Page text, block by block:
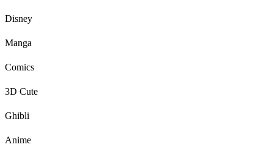
Disney
Manga
Comics
3D Cute
Ghibli
Anime